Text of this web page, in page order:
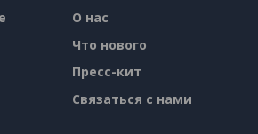
О нас
Что нового
Пресс-кит
Связаться с нами